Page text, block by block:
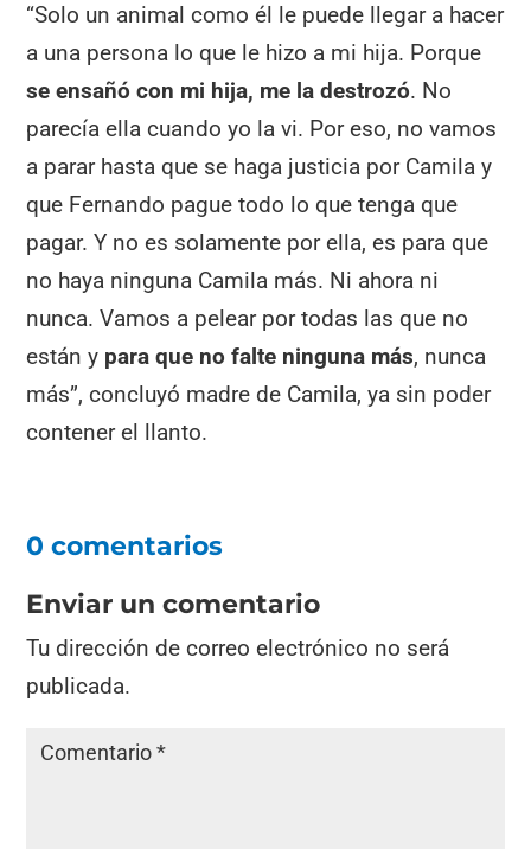
“Solo un animal como él le puede llegar a hacer
a una persona lo que le hizo a mi hija. Porque
se ensañó con mi hija, me la destrozó. No
parecía ella cuando yo la vi. Por eso, no vamos
a parar hasta que se haga justicia por Camila y
que Fernando pague todo lo que tenga que
pagar. Y no es solamente por ella, es para que
no haya ninguna Camila más. Ni ahora ni
nunca. Vamos a pelear por todas las que no
están y para que no falte ninguna más, nunca
más”, concluyó madre de Camila, ya sin poder
contener el llanto.
0 comentarios
Enviar un comentario
Tu dirección de correo electrónico no será
publicada.